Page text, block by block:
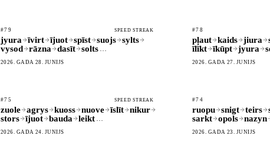
#79 SPEED STREAK
jyura īvirt ījuot spīst suojs
sylts
vysod
rāzna dasīt solts …
2026. GADA 28. JŪNIJS
#78
pļaut kaids jiura
īlīkt
īkūpt jyura
2026. GADA 27. JŪNIJS
#75 SPEED STREAK
zuole agrys kuoss nuove īslīt
nikur
stors
ījuot bauda leikt …
2026. GADA 24. JŪNIJS
#74
ruopu snigt teirs
sarkt
opols nazyn
2026. GADA 23. JŪNIJS